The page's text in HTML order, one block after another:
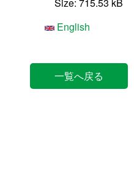
English
一覧へ戻る